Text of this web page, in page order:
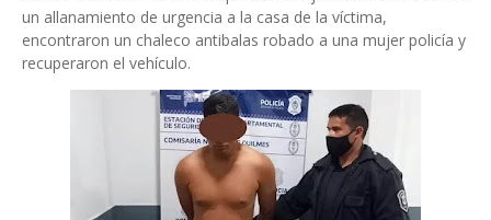
un allanamiento de urgencia a la casa de la víctima,
encontraron un chaleco antibalas robado a una mujer policía y
recuperaron el vehículo.